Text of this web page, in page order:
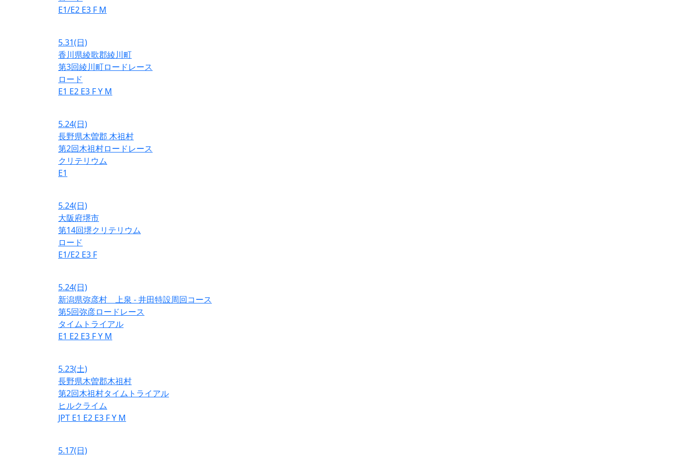
E1/E2 E3 F M
5.31(日)
香川県綾歌郡綾川町
第3回綾川町ロードレース
ロード
E1 E2 E3 FY M
5.24(日)
長野県木曽郡 木祖村
第2回木祖村ロードレース
クリテリウム
E1
5.24(日)
大阪府堺市
第14回堺クリテリウム
ロード
E1/E2 E3 F
5.24(日)
新潟県弥彦村 上泉 - 井田特設周回コース
第5回弥彦ロードレース
タイムトライアル
E1 E2 E3 FY M
5.23(土)
長野県木曽郡木祖村
第2回木祖村タイムトライアル
ヒルクライム
JPT E1 E2 E3 FY M
5.17(日)